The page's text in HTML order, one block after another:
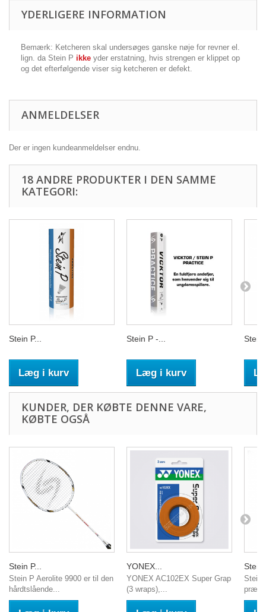
YDERLIGERE INFORMATION
Bemærk: Ketcheren skal undersøges ganske nøje for revner el.
lign. da Stein P ikke yder erstatning, hvis strengen er klippet op
og det efterfølgende viser sig ketcheren er defekt.
ANMELDELSER
Der er ingen kundeanmeldelser endnu.
18 ANDRE PRODUKTER I DEN SAMME
KATEGORI:
Stein P...
Læg i kurv
Stein P -...
Læg i kurv
Stein
KUNDER, DER KØBTE DENNE VARE,
KØBTE OGSÅ
Stein P...
Stein P Aerolite 9900 er til den
hårdtslående...
YONEX...
YONEX AC102EX Super Grap
(3 wraps),...
Stein
Stein